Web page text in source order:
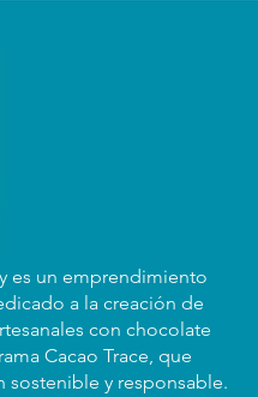
es un emprendimiento
a la creación de
con chocolate
Cacao Trace, que
y responsable.